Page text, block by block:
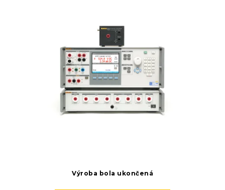
Výroba bola ukončená